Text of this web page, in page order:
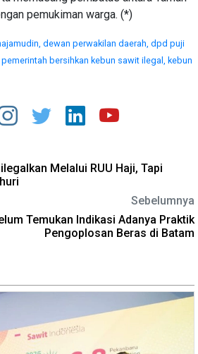
pemukiman warga. (*)
dewan perwakilan daerah, dpd puji
pemerintah bersihkan kebun sawit ilegal,
kebun
Melalui RUU Haji, Tapi
Sebelumnya
Temukan Indikasi Adanya Praktik
Pengoplosan Beras di Batam